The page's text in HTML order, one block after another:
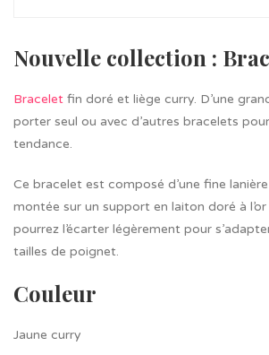
Nouvelle collection :
Bracelet fin doré et liège curry. D’une
porter seul ou avec d’autres bracelets
tendance.
Ce bracelet est composé d’une fine
montée sur un support en laiton doré à
pourrez l’écarter légèrement pour
tailles de poignet.
Couleur
Jaune curry